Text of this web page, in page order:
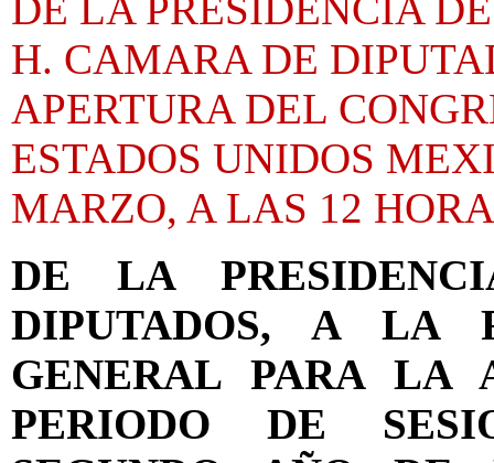
H. CAMARA DE
APERTURA DEL
ESTADOS UNIDOS
MARZO, A LAS 12
DE LA
DIPUTADOS, A LA
GENERAL PARA LA
PERIODO DE